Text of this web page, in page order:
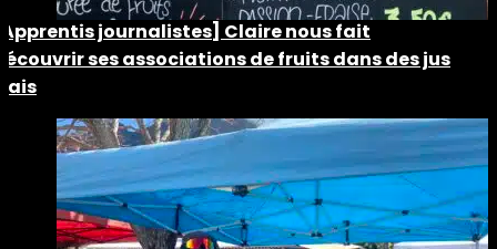
journalistes] Claire nous fait
ses associations de fruits dans des jus